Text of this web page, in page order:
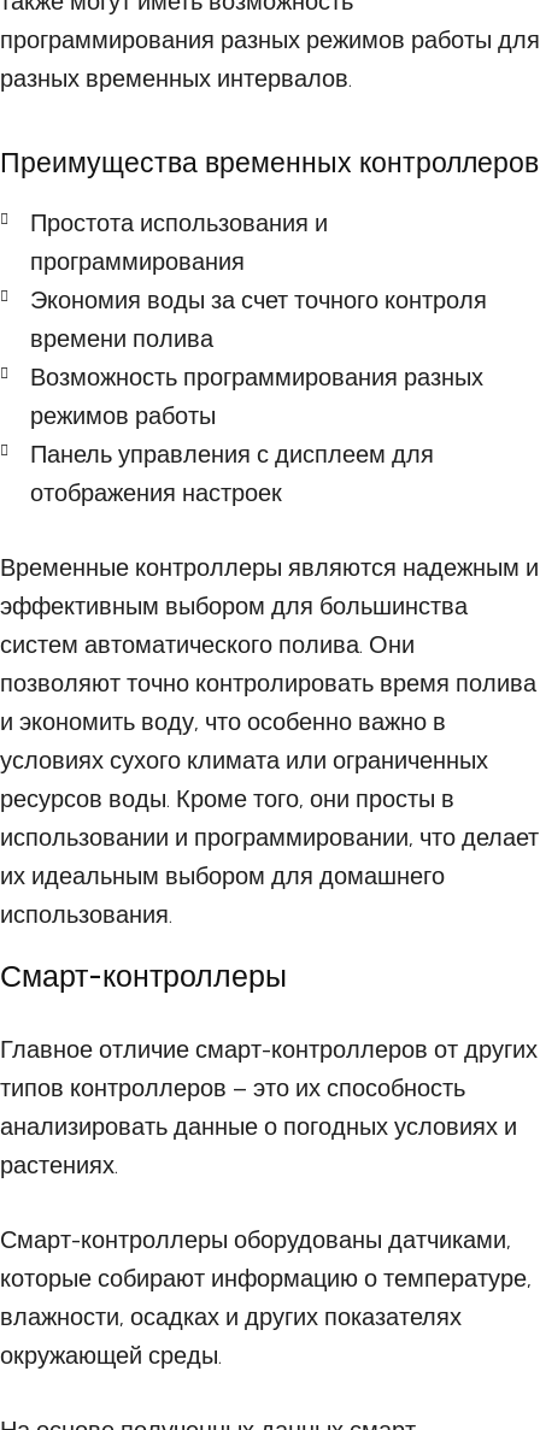
программирования разных режимов работы для
разных временных интервалов.
Преимущества временных контроллеров
Простота использования и
программирования
Экономия воды за счет точного контроля
времени полива
Возможность программирования разных
режимов работы
Панель управления с дисплеем для
отображения настроек
Временные контроллеры являются надежным и
эффективным выбором для большинства
систем автоматического полива. Они
позволяют точно контролировать время полива
и экономить воду, что особенно важно в
условиях сухого климата или ограниченных
ресурсов воды. Кроме того, они просты в
использовании и программировании, что делает
их идеальным выбором для домашнего
использования.
Смарт-контроллеры
Главное отличие смарт-контроллеров от других
типов контроллеров – это их способность
анализировать данные о погодных условиях и
растениях.
Смарт-контроллеры оборудованы датчиками,
которые собирают информацию о температуре,
влажности, осадках и других показателях
окружающей среды.